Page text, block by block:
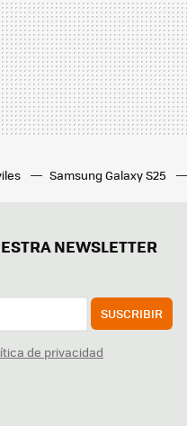
Samsung Galaxy S25
NEWSLETTER
SUSCRIBIR
de privacidad